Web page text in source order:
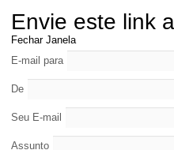
Envie este link
Fechar Janela
E-mail para
De
Seu E-mail
Assunto